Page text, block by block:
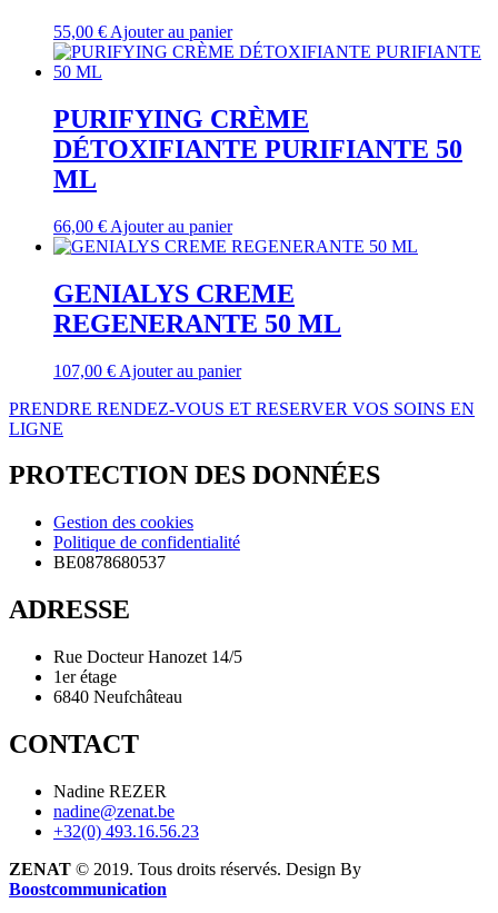
55,00 € Ajouter au panier
PURIFYING CRÈME
DÉTOXIFIANTE PURIFIANTE 50
ML
66,00 € Ajouter au panier
GENIALYS CREME
REGENERANTE 50 ML
107,00 € Ajouter au panier
PRENDRE RENDEZ-VOUS ET RESERVER VOS SOINS EN
LIGNE
PROTECTION DES DONNÉES
Gestion des cookies
Politique de confidentialité
BE0878680537
ADRESSE
Rue Docteur Hanozet 14/5
1er étage
6840 Neufchâteau
CONTACT
Nadine REZER
nadine@zenat.be
+32(0) 493.16.56.23
ZENAT © 2019. Tous droits réservés. Design By
Boostcommunication